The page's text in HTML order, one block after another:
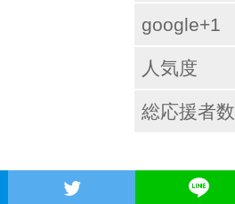
google+1
人気度
総応援者数